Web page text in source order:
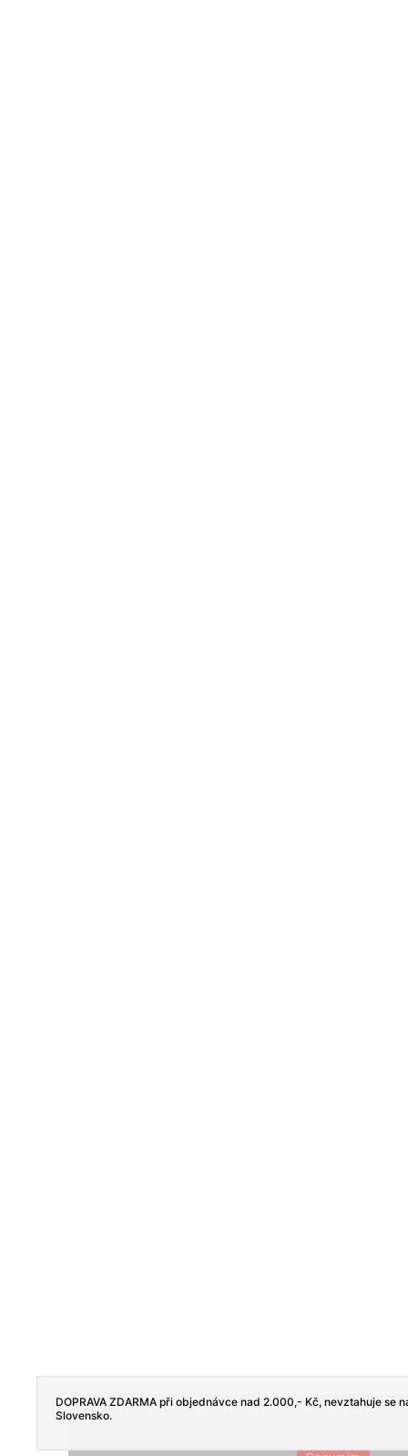
Tento web používá soubory cookie. Dalším procházením
DOPRAVA ZDARMA při objednávce nad 2.000,- Kč, nevztahuje se
Slovensko.